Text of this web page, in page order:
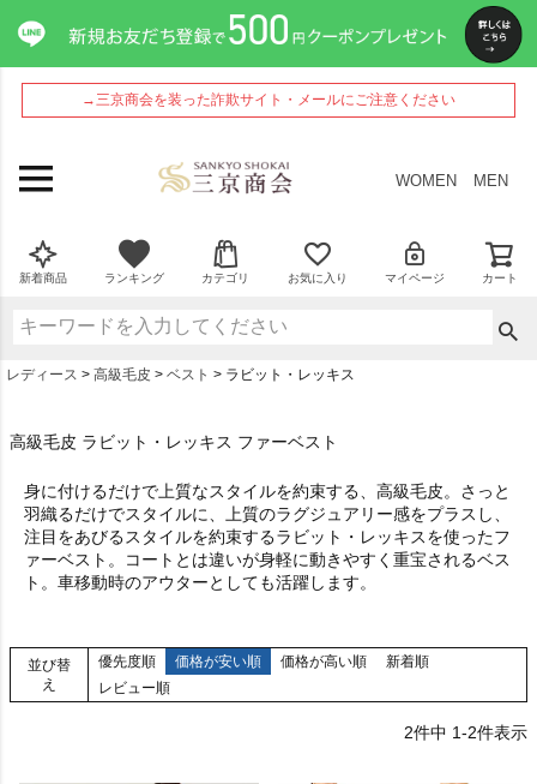
→三京商会を装った詐欺サイト・メールにご注意ください
WOMEN MEN
新着商品 ランキング カテゴリ お気に入り マイページ カート
レディース 高級毛皮 ベスト ラビット・レッキス
高級毛皮 ラビット・レッキス ファーベスト
身に付けるだけで上質なスタイルを約束する、高級毛皮。さっと
羽織るだけでスタイルに、上質のラグジュアリー感をプラスし、
注目をあびるスタイルを約束するラビット・レッキスを使ったフ
ァーベスト。コートとは違いが身軽に動きやすく重宝されるベス
ト。車移動時のアウターとしても活躍します。
並び替
え
優先度順 価格が安い順 価格が高い順
新着順
レビュー順
2件中 1-2件表示